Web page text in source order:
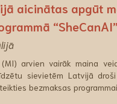
aicinātas apgūt
“SheCanAI”
arvien vairāk maina
sievietēm Latvijā
bezmaksas programmai